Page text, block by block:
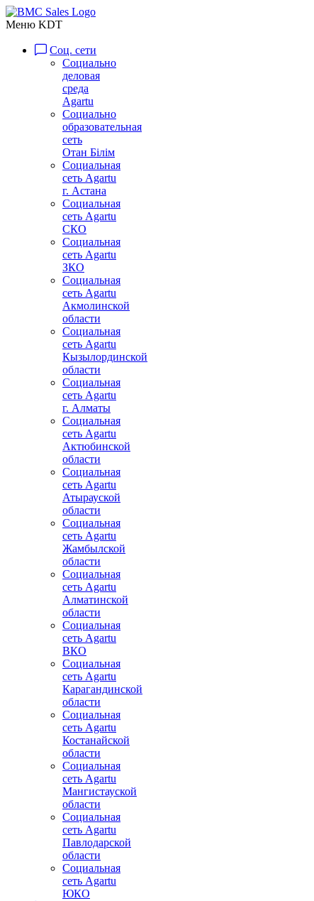
Меню KDT
Соц. сети
Социально
деловая
среда
Agartu
Социально
образовательная
сеть
Отан Бiлiм
Социальная
сеть Agartu
г. Астана
Социальная
сеть Agartu
СКО
Социальная
сеть Agartu
ЗКО
Социальная
сеть Agartu
Акмолинской
области
Социальная
сеть Agartu
Кызылординской
области
Социальная
сеть Agartu
г. Алматы
Социальная
сеть Agartu
Актюбинской
области
Социальная
сеть Agartu
Атырауской
области
Социальная
сеть Agartu
Жамбылской
области
Социальная
сеть Agartu
Алматинской
области
Социальная
сеть Agartu
ВКО
Социальная
сеть Agartu
Карагандинской
области
Социальная
сеть Agartu
Костанайской
области
Социальная
сеть Agartu
Мангистауской
области
Социальная
сеть Agartu
Павлодарской
области
Социальная
сеть Agartu
ЮКО